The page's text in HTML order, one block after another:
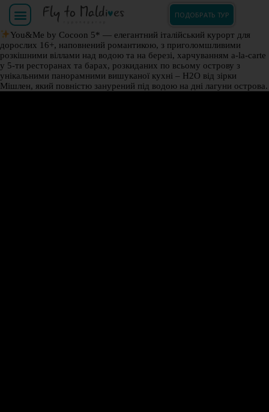
ПОДОБРАТЬ ТУР
You&Me by Cocoon 5* — елегантний італійський курорт для
дорослих 16+, наповнений романтикою, з приголомшливими
розкішними віллами над водою та на березі, харчуванням a-la-carte
у 5-ти ресторанах та барах, розкиданих по всьому острову з
унікальними панорамними вишуканої кухні – H2O від зірки
Мішлен, який повністю занурений під водою на дні лагуни острова.